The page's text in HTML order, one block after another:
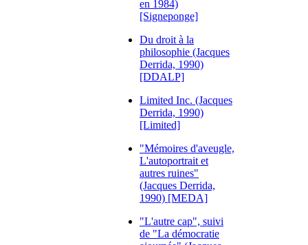
en 1984)
[Signeponge]
Du droit à la
philosophie (Jacques
Derrida, 1990)
[DDALP]
Limited Inc. (Jacques
Derrida, 1990)
[Limited]
"Mémoires d'aveugle,
L'autoportrait et
autres ruines"
(Jacques Derrida,
1990) [MEDA]
"L'autre cap", suivi
de "La démocratie